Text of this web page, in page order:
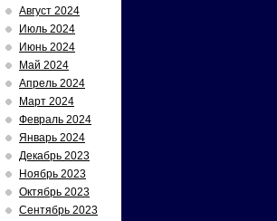
Август 2024
Июль 2024
Июнь 2024
Май 2024
Апрель 2024
Март 2024
Февраль 2024
Январь 2024
Декабрь 2023
Ноябрь 2023
Октябрь 2023
Сентябрь 2023